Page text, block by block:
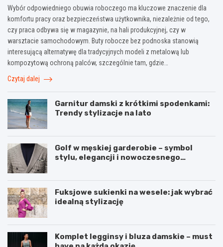
Wybór odpowiedniego obuwia roboczego ma kluczowe znaczenie dla
komfortu pracy oraz bezpieczeństwa użytkownika, niezależnie od tego,
czy praca odbywa się w magazynie, na hali produkcyjnej, czy w
warsztacie samochodowym. Buty robocze bez podnoska stanowią
interesującą alternatywę dla tradycyjnych modeli z metalową lub
kompozytową ochroną palców, szczególnie tam, gdzie…
Czytaj dalej
Garnitur damski z krótkimi spodenkami:
Trendy stylizacje na lato
Golf w męskiej garderobie – symbol
stylu, elegancji i nowoczesnego
Fuksjowe sukienki na wesele: jak wybrać
idealną stylizację
Komplet legginsy i bluza damskie – must